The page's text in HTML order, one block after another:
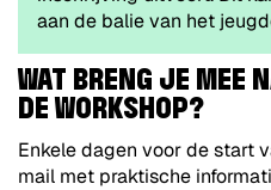
aan de balie van het
WAT BRENG JE MEE
DE WORKSHOP?
Enkele dagen voor de start
mail met praktische